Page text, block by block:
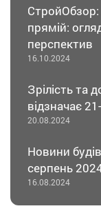
СтройОбзор:
прямій:
перспектив
16.10.2024
Зрілість та
відзначає
20.08.2024
Новини
серпень
16.08.2024